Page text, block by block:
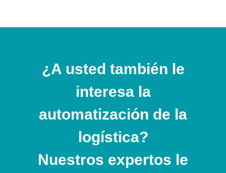
¿A usted también le
interesa la
automatización de la
logística?
Nuestros expertos le